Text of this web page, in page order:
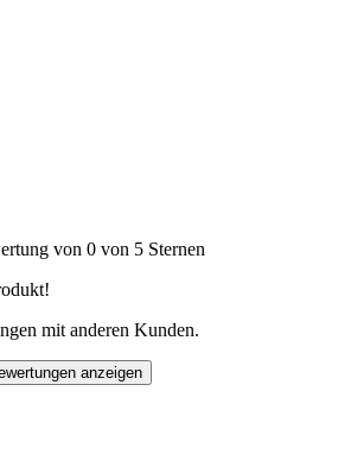
von 0 von 5 Sternen
mit anderen Kunden.
anzeigen